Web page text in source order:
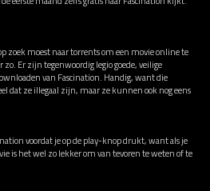
zoek moest naar torrents om een movie online te
Er zijn tegenwoordig legio goede, veilige
van Fascination. Handig, want die
dat ze illegaal zijn, maar ze kunnen ook nog eens
voordat je op de play-knop drukt, want als je
is het wel zo lekker om van tevoren te weten of te